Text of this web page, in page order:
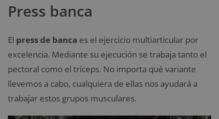
Press banca
El press de banca es el ejercicio multiarticular por
excelencia. Mediante su ejecución se trabaja tanto el
pectoral como el tríceps. No importa qué variante
llevemos a cabo, cualquiera de ellas nos ayudará a
trabajar estos grupos musculares.